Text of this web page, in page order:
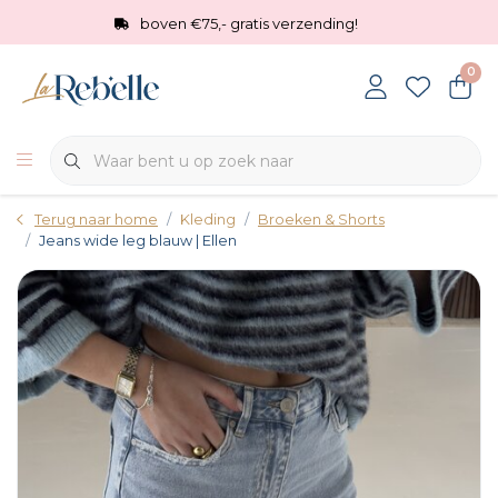
boven €75,- gratis verzending!
0
Terug naar home Kleding
Broeken & Shorts
Jeans wide leg blauw | Ellen